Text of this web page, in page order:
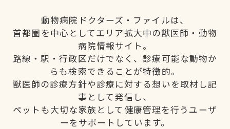
動物病院ドクターズ・ファイルは、
首都圏を中心としてエリア拡大中の獣医師・動物
病院情報サイト。
路線・駅・行政区だけでなく、診療可能な動物か
らも検索できることが特徴的。
獣医師の診療方針や診療に対する想いを取材し記
事として発信し、
ペットも大切な家族として健康管理を行うユーザ
ーをサポートしています。